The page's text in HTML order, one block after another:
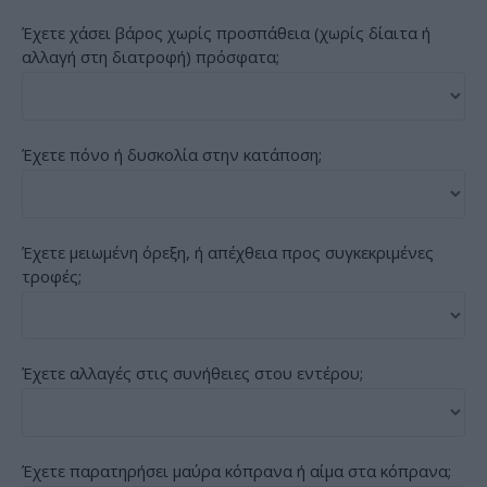
Έχετε χάσει βάρος χωρίς προσπάθεια (χωρίς δίαιτα ή
αλλαγή στη διατροφή) πρόσφατα;
Έχετε πόνο ή δυσκολία στην κατάποση;
Έχετε μειωμένη όρεξη, ή απέχθεια προς συγκεκριμένες
τροφές;
Έχετε αλλαγές στις συνήθειες στου εντέρου;
Έχετε παρατηρήσει μαύρα κόπρανα ή αίμα στα κόπρανα;